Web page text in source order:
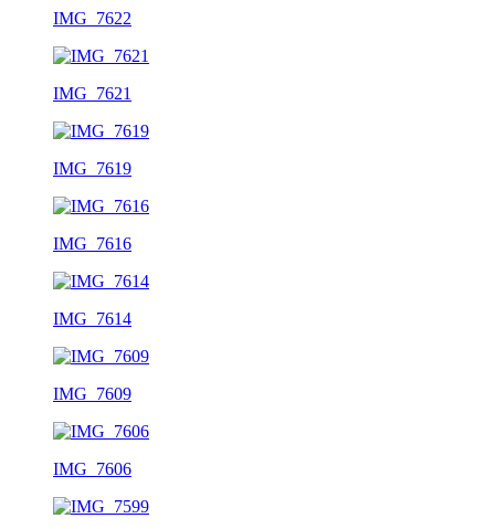
IMG_7622
IMG_7621
IMG_7619
IMG_7616
IMG_7614
IMG_7609
IMG_7606